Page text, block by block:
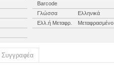
Barcode
Γλώσσα
Ελληνικά
Ελλ.ή Μεταφρ.
Μεταφρασμένο
Συγγραφέα